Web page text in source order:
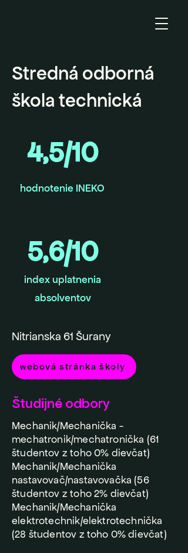
Stredná odborná
škola technická
4,5/10
hodnotenie INEKO
5,6/10
index uplatnenia
absolventov
Nitrianska 61 Šurany
webová stránka školy
Študijné odbory
Mechanik/Mechanička -
mechatronik/mechatronička (61
študentov z toho 0% dievčat)
Mechanik/Mechanička
nastavovač/nastavovačka (56
študentov z toho 2% dievčat)
Mechanik/Mechanička
elektrotechnik/elektrotechnička
(28 študentov z toho 0% dievčat)